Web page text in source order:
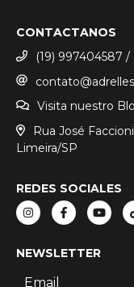
CONTACTANOS
(19) 997404587 /
Visita nuestro
Rua José
Limeira/SP
REDES SOCIALES
NEWSLETTER